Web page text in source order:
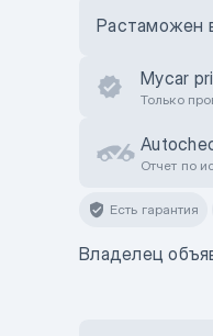
Растаможен
Mycar
Только
Отчет по
Есть гарантия
Владелец